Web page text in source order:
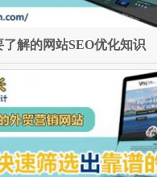
解的网站SEO优化知识